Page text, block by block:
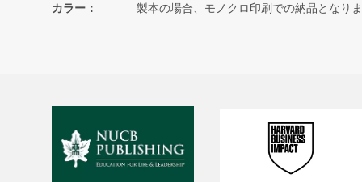
カラー 製本の場合、モノクロ印刷での納品となり